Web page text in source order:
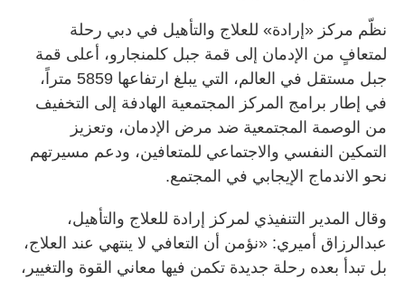
نظّم مركز «إرادة» للعلاج والتأهيل في دبي رحلة
لمتعافٍ من الإدمان إلى قمة جبل كلمنجارو، أعلى قمة
جبل مستقل في العالم، التي يبلغ ارتفاعها 5859 متراً،
في إطار برامج المركز المجتمعية الهادفة إلى التخفيف
من الوصمة المجتمعية ضد مرض الإدمان، وتعزيز
التمكين النفسي والاجتماعي للمتعافين، ودعم مسيرتهم
نحو الاندماج الإيجابي في المجتمع.
وقال المدير التنفيذي لمركز إرادة للعلاج والتأهيل،
عبدالرزاق أميري: «نؤمن أن التعافي لا ينتهي عند العلاج،
بل تبدأ بعده رحلة جديدة تكمن فيها معاني القوة والتغيير،